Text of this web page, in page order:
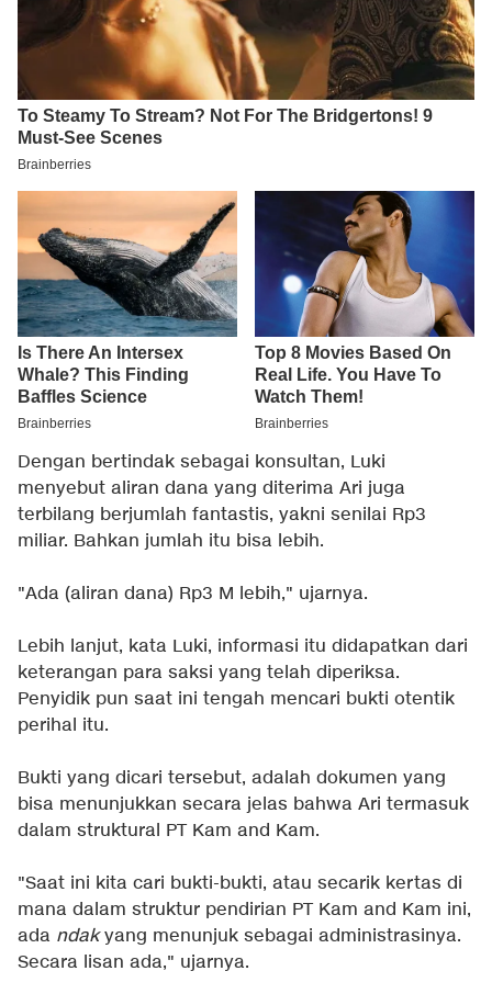
Dengan bertindak sebagai konsultan, Luki
menyebut aliran dana yang diterima Ari juga
terbilang berjumlah fantastis, yakni senilai Rp3
miliar. Bahkan jumlah itu bisa lebih.
"Ada (aliran dana) Rp3 M lebih," ujarnya.
Lebih lanjut, kata Luki, informasi itu didapatkan dari
keterangan para saksi yang telah diperiksa.
Penyidik pun saat ini tengah mencari bukti otentik
perihal itu.
Bukti yang dicari tersebut, adalah dokumen yang
bisa menunjukkan secara jelas bahwa Ari termasuk
dalam struktural PT Kam and Kam.
"Saat ini kita cari bukti-bukti, atau secarik kertas di
mana dalam struktur pendirian PT Kam and Kam ini,
ada ndakyang menunjuk sebagai administrasinya.
Secara lisan ada," ujarnya.